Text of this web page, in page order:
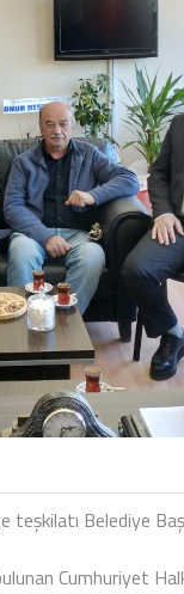
Belediye
Cumhuriyet